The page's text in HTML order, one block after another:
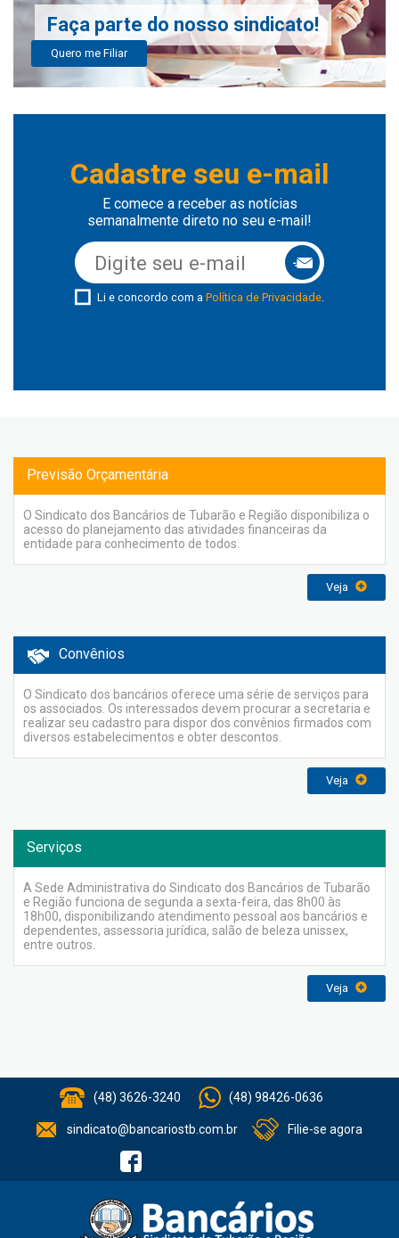
Faça parte do nosso sindicato!
Quero me Filiar
Cadastre seu e-mail
E comece a receber as notícias
semanalmente direto no seu e-mail!
Li e concordo com a Política de Privacidade.
Previsão Orçamentária
O Sindicato dos Bancários de Tubarão e Região disponibiliza o
acesso do planejamento das atividades financeiras da
entidade para conhecimento de todos.
Veja
Convênios
O Sindicato dos bancários oferece uma série de serviços para
os associados. Os interessados devem procurar a secretaria e
realizar seu cadastro para dispor dos convênios firmados com
diversos estabelecimentos e obter descontos.
Veja
Serviços
A Sede Administrativa do Sindicato dos Bancários de Tubarão
e Região funciona de segunda a sexta-feira, das 8h00 às
18h00, disponibilizando atendimento pessoal aos bancários e
dependentes, assessoria jurídica, salão de beleza unissex,
entre outros.
Veja
(48) 3626-3240 (48) 98426-0636
sindicato@bancariostb.com.br Filie-se agora